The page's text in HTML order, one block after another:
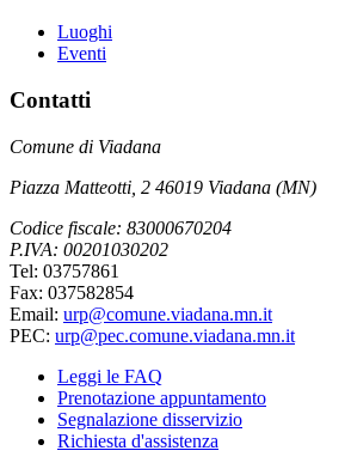
Luoghi
Eventi
Contatti
Comune di Viadana
Piazza Matteotti, 2 46019 Viadana (MN)
Codice fiscale: 83000670204
P.IVA: 00201030202
Tel: 03757861
Fax: 037582854
Email: urp@comune.viadana.mn.it
PEC: urp@pec.comune.viadana.mn.it
Leggi le FAQ
Prenotazione appuntamento
Segnalazione disservizio
Richiesta d'assistenza